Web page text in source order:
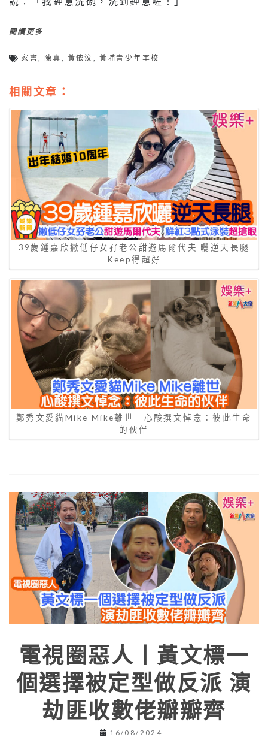
閱讀更多
家書 陳真 黃依汶 黃埔青少年軍校
相關文章：
39歲鍾嘉欣撇低仔女孖老公甜遊馬爾代夫 曬逆天長腿
Keep得超好
鄭秀文愛貓Mike Mike離世 心酸撰文悼念：彼此生命
的伙伴
電視圈惡人丨黃文標一
個選擇被定型做反派 演
劫匪收數佬瓣瓣齊
16/08/2024